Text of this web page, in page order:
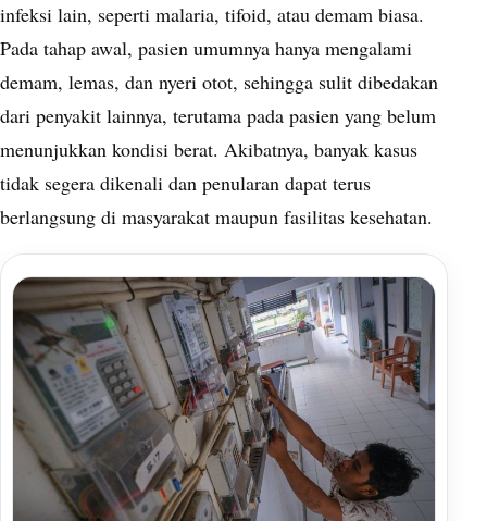
infeksi lain, seperti malaria, tifoid, atau demam biasa.
Pada tahap awal, pasien umumnya hanya mengalami
demam, lemas, dan nyeri otot, sehingga sulit dibedakan
dari penyakit lainnya, terutama pada pasien yang belum
menunjukkan kondisi berat. Akibatnya, banyak kasus
tidak segera dikenali dan penularan dapat terus
berlangsung di masyarakat maupun fasilitas kesehatan.